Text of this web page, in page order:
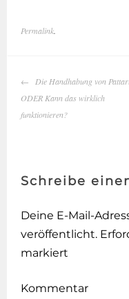
Permalink.
Beitrags-
Die Handhabung von
ODER Kann das wirklich
funktionieren?
Schreibe
Deine E-Mail-
veröffentlicht.
markiert
Kommentar